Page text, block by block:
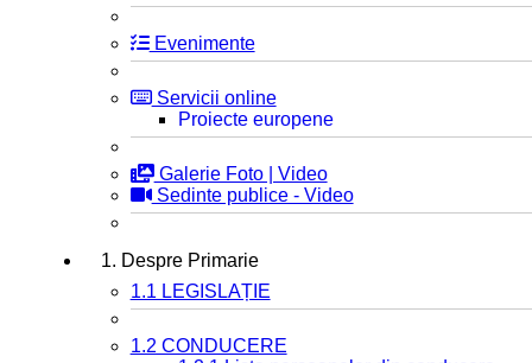
Evenimente
Servicii online
Proiecte europene
Galerie Foto | Video
Sedinte publice - Video
1. Despre Primarie
1.1 LEGISLAȚIE
1.2 CONDUCERE